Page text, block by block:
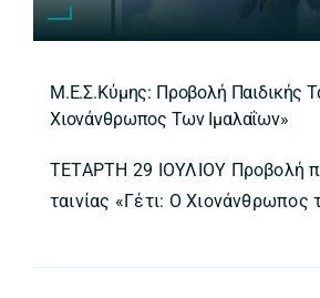
Μ.Ε.Σ.Κύμης: Προβολή Παιδικής
Χιονάνθρωπος Των Ιμαλαΐων»
ΤΕΤΑΡΤΗ 29 ΙΟΥΛΙΟΥ Προβολή
ταινίας «Γέτι: Ο Χιονάνθρωπος